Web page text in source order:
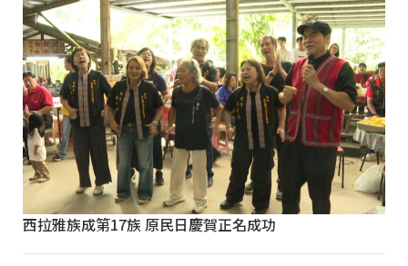
西拉雅族成第17族 原民日慶賀正名成功